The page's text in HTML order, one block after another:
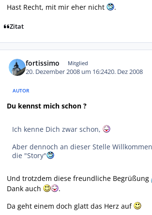
Hast Recht, mit mir eher nicht .
Zitat
fortissimo Mitglied
20. Dezember 2008 um 16:2420. Dez 2008
AUTOR
Du kennst mich schon ?
Ich kenne Dich zwar schon,
Aber dennoch an dieser Stelle
die "Story"
Und trotzdem diese freundliche Begrüßung
Dank auch
.
Da geht einem doch glatt das Herz auf